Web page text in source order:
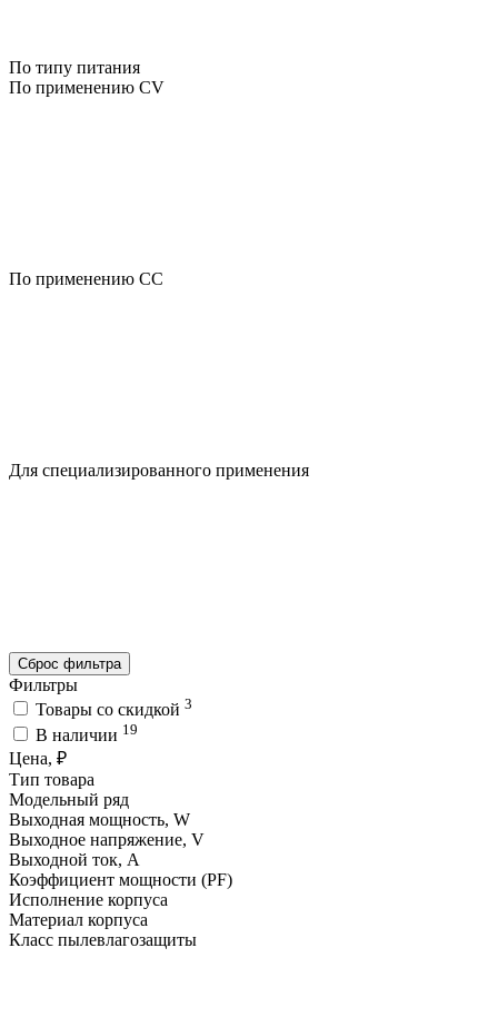
По типу питания
По применению CV
По применению CC
Для специализированного применения
Сброс фильтра
Фильтры
Товары со скидкой 3
В наличии 19
Цена, ₽
Тип товара
Модельный ряд
Выходная мощность, W
Выходное напряжение, V
Выходной ток, A
Коэффициент мощности (PF)
Исполнение корпуса
Материал корпуса
Класс пылевлагозащиты